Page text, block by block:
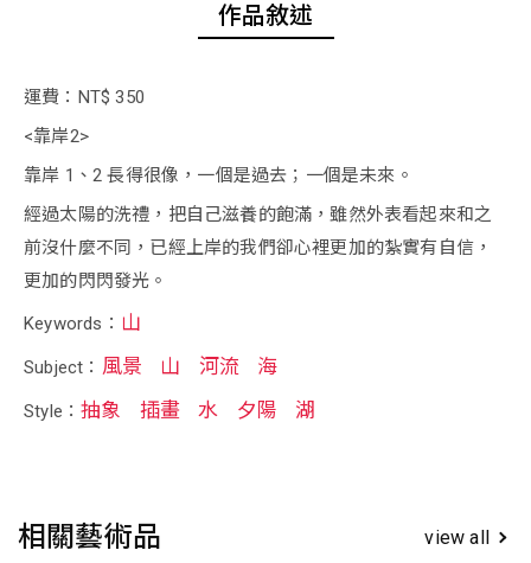
作品敘述
運費：NT$ 350
<靠岸2>
靠岸 1、2 長得很像，一個是過去；一個是未來。
經過太陽的洗禮，把自己滋養的飽滿，雖然外表看起來和之
前沒什麼不同，已經上岸的我們卻心裡更加的紮實有自信，
更加的閃閃發光。
Keywords： 山
Subject： 風景 山 河流 海
Style：抽象 插畫 水 夕陽 湖
相關藝術品 view all